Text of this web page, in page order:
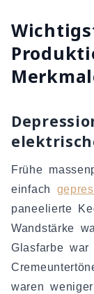
Frühe
einfach
paneelierte
Wandstärke
Glasfarbe
waren